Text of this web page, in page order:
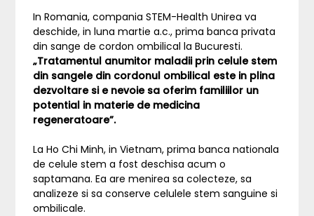
In Romania, compania STEM-Health Unirea va
deschide, in luna martie a.c., prima banca privata
din sange de cordon ombilical la Bucuresti.
„Tratamentul anumitor maladii prin celule stem
din sangele din cordonul ombilical este in plina
dezvoltare si e nevoie sa oferim familiilor un
potential in materie de medicina
regeneratoare”.
La Ho Chi Minh, in Vietnam, prima banca nationala
de celule stem a fost deschisa acum o
saptamana. Ea are menirea sa colecteze, sa
analizeze si sa conserve celulele stem sanguine si
ombilicale.